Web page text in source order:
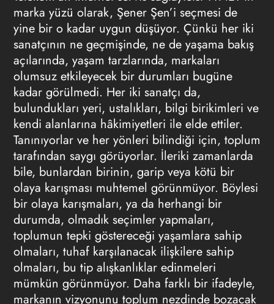
marka yüzü olarak, Şener Şen’i seçmesi de
yine bir o kadar uygun düşüyor. Çünkü her iki
sanatçının ne geçmişinde, ne de yaşama bakış
açılarında, yaşam tarzlarında, markaları
olumsuz etkileyecek bir durumları bugüne
kadar görülmedi. Her iki sanatçı da,
bulundukları yeri, ustalıkları, bilgi birikimleri ve
kendi alanlarına hâkimiyetleri ile elde ettiler.
Tanınıyorlar ve her yönleri bilindiği için, toplum
tarafından saygı görüyorlar. İleriki zamanlarda
bile, bunlardan birinin, garip veya kötü bir
olaya karışması muhtemel görünmüyor. Böylesi
bir olaya karışmaları, ya da herhangi bir
durumda, olmadık seçimler yapmaları,
toplumun tepki göstereceği yaşamlara sahip
olmaları, tuhaf karşılanacak ilişkilere sahip
olmaları, bu tip alışkanlıklar edinmeleri
mümkün görünmüyor. Daha farklı bir ifadeyle,
markanın vizyonunu toplum nezdinde bozacak